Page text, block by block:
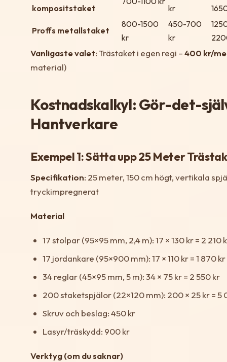
kompositstaket kr
Proffs metallstaket
800-1500
kr
450-700
kr
Vanligaste valet: Trästaket i egen regi –400 kr/
material)
Kostnadskalkyl: Gör-det-
Hantverkare
Exempel 1: Sätta upp 25 Meter
Specifikation: 25 meter, 150 cm högt, vertikala
tryckimpregnerat
Material
17 stolpar (95×95 mm, 2,4 m): 17 × 130 kr = 2 210
17 jordankare (95×900 mm): 17 × 110 kr = 1 870 kr
34 reglar (45×95 mm, 5 m): 34 × 75 kr = 2 550 kr
200 staketspjälor (22×120 mm): 200 × 25 kr = 5
Skruv och beslag: 450 kr
Lasyr/träskydd: 900 kr
Verktyg (om du saknar)